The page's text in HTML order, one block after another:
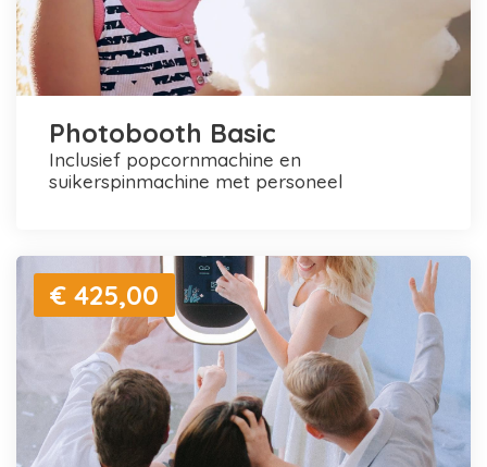
Photobooth Basic
inclusief popcornmachine en
suikerspinmachine met personeel
€ 425,00